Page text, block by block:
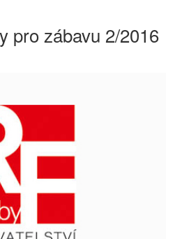
pro zábavu 2/2016